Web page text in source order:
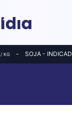
/ KG SOJA -